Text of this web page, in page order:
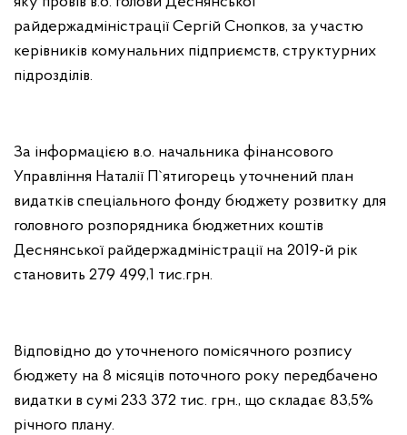
райдержадміністрації Сергій Снопков, за участю
керівників комунальних підприємств, структурних
підрозділів.
За інформацією в.о. начальника фінансового
Управління Наталії П`ятигорець уточнений план
видатків спеціального фонду бюджету розвитку для
головного розпорядника бюджетних коштів
Деснянської райдержадміністрації на 2019-й рік
становить 279 499,1 тис.грн.
Відповідно до уточненого помісячного розпису
бюджету на 8 місяців поточного року передбачено
видатки в сумі 233 372 тис. грн., що складає 83,5%
річного плану.